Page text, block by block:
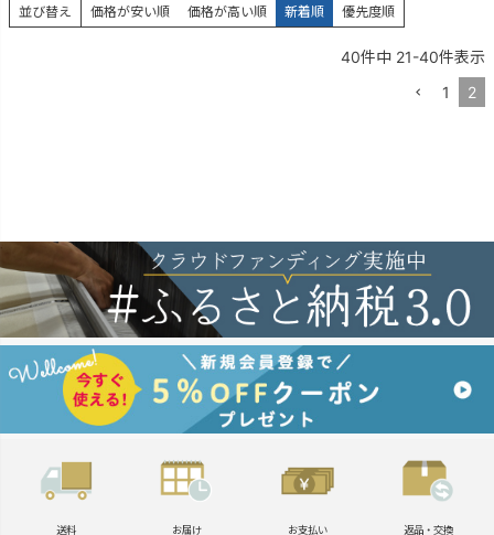
並び替え 価格が安い順 価格が高い順 新着順 優先度順
40件中 21-40件表示
1
2
送料 お届け お支払い 返品・交換